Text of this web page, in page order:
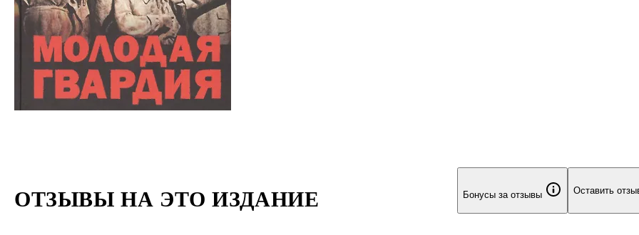
ОТЗЫВЫ НА ЭТО ИЗДАНИЕ Бонусы за отзывы Оставить